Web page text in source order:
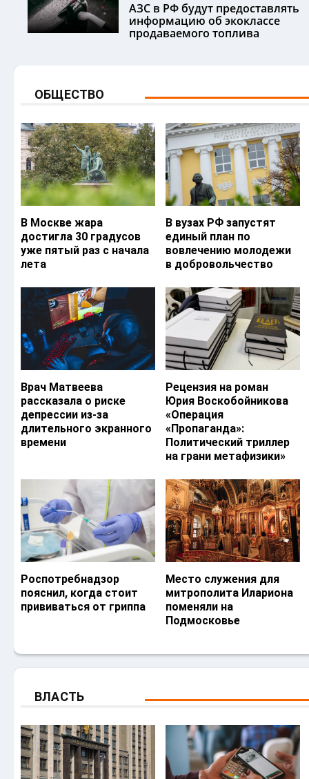
АЗС в РФ будут предоставлять
информацию об экоклассе
продаваемого топлива
ОБЩЕСТВО
В Москве жара
достигла 30 градусов
уже пятый раз с начала
лета
В вузах РФ запустят
единый план по
вовлечению молодежи
в добровольчество
Врач Матвеева
рассказала о риске
депрессии из-за
длительного экранного
времени
Рецензия на роман
Юрия Воскобойникова
«Операция
«Пропаганда»:
Политический триллер
на грани метафизики»
Роспотребнадзор
пояснил, когда стоит
прививаться от гриппа
Место служения для
митрополита Илариона
поменяли на
Подмосковье
ВЛАСТЬ